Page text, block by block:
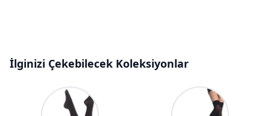
İlginizi Çekebilecek Koleksiyonlar